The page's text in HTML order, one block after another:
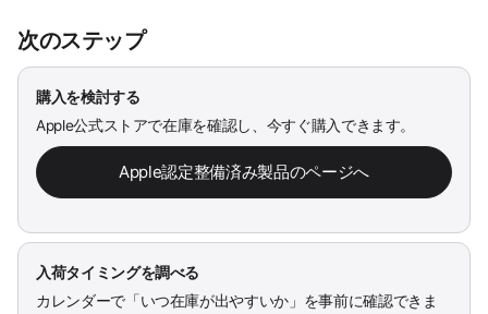
次のステップ
購入を検討する
Apple公式ストアで在庫を確認し、今すぐ購入できます。
Apple認定整備済み製品のページへ
入荷タイミングを調べる
カレンダーで「いつ在庫が出やすいか」を事前に確認できま